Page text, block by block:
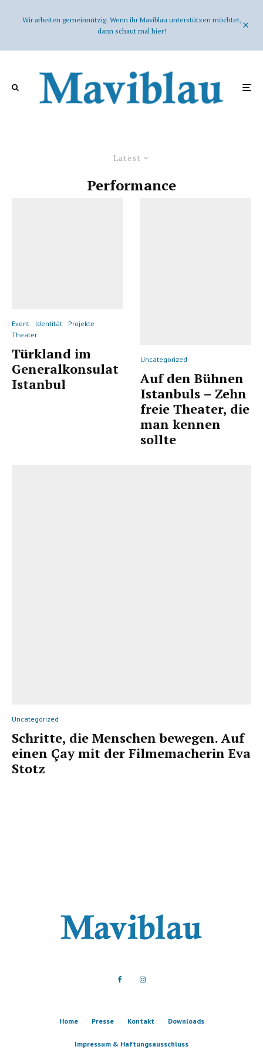
Wir arbeiten gemeinnützig. Wenn ihr Maviblau unterstützen möchtet,
dann schaut mal hier!
Latest
Performance
Event Identität
Projekte
Theater
Türkland im
Generalkonsulat
Istanbul
Uncategorized
Auf den Bühnen
Istanbuls – Zehn
freie Theater, die
man kennen
sollte
Uncategorized
Schritte, die Menschen bewegen. Auf
einen Çay mit der Filmemacherin Eva
Stotz
Home Presse Kontakt Downloads
Impressum & Haftungsausschluss